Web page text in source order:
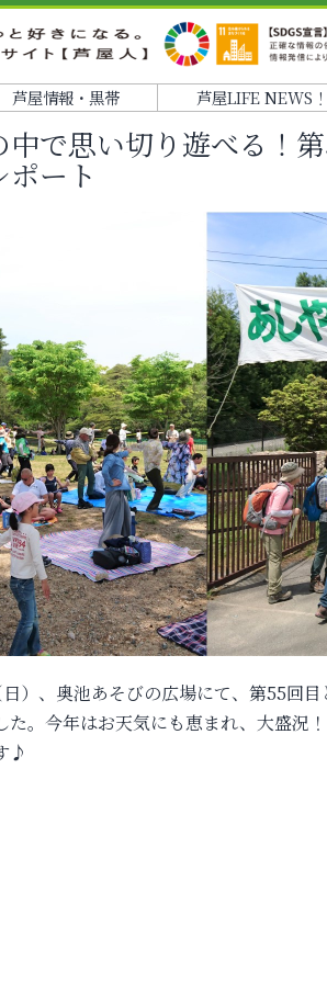
芦屋情報・黒帯 芦屋LIFE NEWS！
中で思い切り遊べる！
ポート
）、奥池あそびの広場にて、第55回
た。今年はお天気にも恵まれ、大盛況
♪